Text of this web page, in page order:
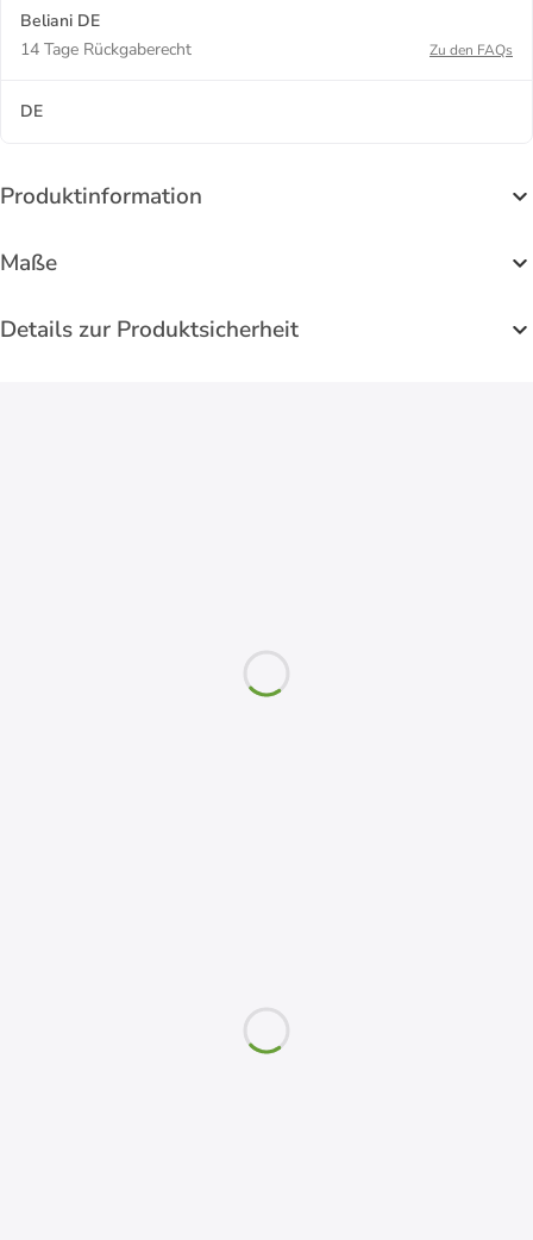
Beliani DE
14 Tage Rückgaberecht
Zu den FAQs
DE
Produktinformation
Maße
Details zur Produktsicherheit